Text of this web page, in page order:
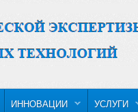
ИННОВАЦИИ УСЛУГИ